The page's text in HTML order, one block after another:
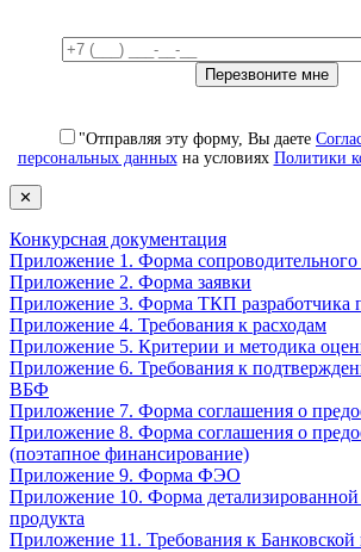
"Отправляя эту форму, Вы даете
персональных данныхна условиях Политики
✕
Конкурсная документация
Приложение 1. Форма сопроводительного
Приложение 2. Форма заявки
Приложение 3. Форма ТКП разработчика
Приложение 4. Требования к расходам
Приложение 5. Критерии и методика
Приложение 6. Требования к
ВБФ
Приложение 7. Форма соглашения о
Приложение 8. Форма соглашения о
(поэтапное финансирование)
Приложение 9. Форма ФЭО
Приложение 10. Форма детализированной
продукта
Приложение 11. Требования к Банковской